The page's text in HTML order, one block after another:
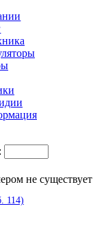
не существует
114)